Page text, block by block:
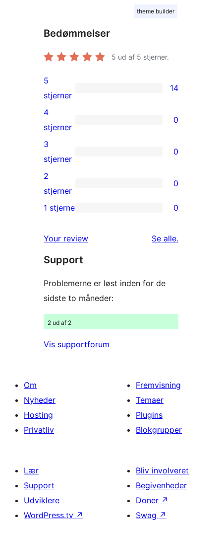
theme builder
Bedømmelser
5 ud af 5 stjerner.
14
5-
stjernet
anmeldelser
5
stjerner
14
0
4-
stjernet
anmeldelser
4
stjerner
0
0
3-
stjernet
anmeldelser
3
stjerner
0
0
2-
anmeldelser
2
stjerner
0
stjernet
anmeldelser
1 stjerne 0
Your review Se alleanmeldelser
.
Support
Problemerne er løst inden for de
sidste to måneder:
2 ud af 2
Vis supportforum
Om
Nyheder
Hosting
Privatliv
Fremvisning
Temaer
Plugins
Blokgrupper
Lær
Support
Udviklere
WordPress.tv ↗
Bliv involveret
Begivenheder
Doner ↗
Swag ↗